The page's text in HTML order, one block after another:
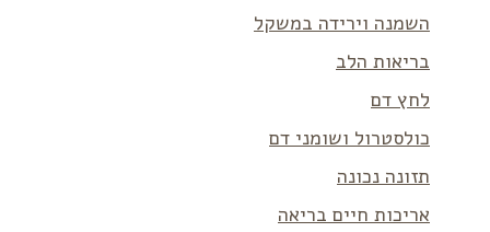
השמנה וירידה במשקל
בריאות הלב
לחץ דם
כולסטרול ושומני דם
תזונה נכונה
אריכות חיים בריאה